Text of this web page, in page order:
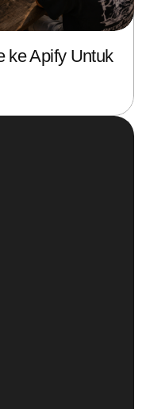
ke Apify Untuk